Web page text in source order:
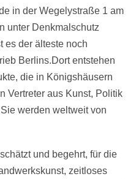
in der Wegelystraße 1 am
unter Denkmalschutz
es der älteste noch
Berlins.Dort entstehen
die in Königshäusern
Vertreter aus Kunst, Politik
Sie werden weltweit von
und begehrt, für die
zeitloses